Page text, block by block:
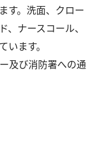
す。洗面、クロー
ナースコール、
ます。
及び消防署への通